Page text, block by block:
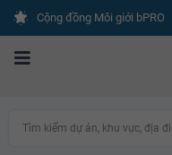
Cộng đồng Môi giới bPRO
Tìm kiếm dự án, khu vực, địa